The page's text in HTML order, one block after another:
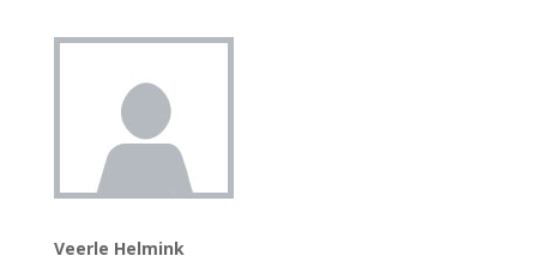
Veerle Helmink